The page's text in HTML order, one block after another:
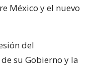
México y el nuevo
del
su Gobierno y la